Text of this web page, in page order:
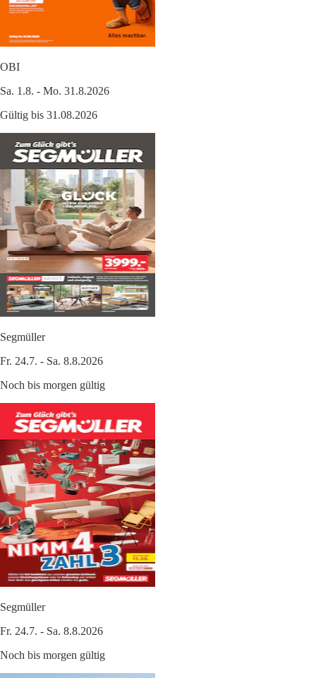
OBI
Sa. 1.8. - Mo. 31.8.2026
Gültig bis 31.08.2026
Segmüller
Fr. 24.7. - Sa. 8.8.2026
Noch bis morgen gültig
Segmüller
Fr. 24.7. - Sa. 8.8.2026
Noch bis morgen gültig